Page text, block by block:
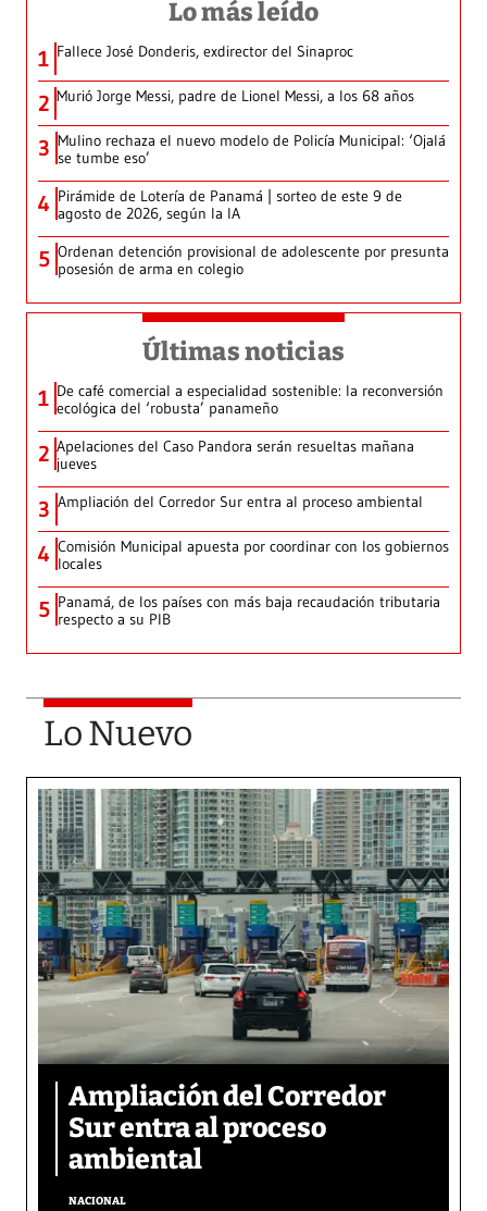
Lo más leído
1 Fallece José Donderis, exdirector del Sinaproc
2 Murió Jorge Messi, padre de Lionel Messi, a los 68 años
3 Mulino rechaza el nuevo modelo de Policía Municipal: ‘Ojalá
se tumbe eso’
4 Pirámide de Lotería de Panamá | sorteo de este 9 de
agosto de 2026, según la IA
5 Ordenan detención provisional de adolescente por presunta
posesión de arma en colegio
Últimas noticias
1 De café comercial a especialidad sostenible: la reconversión
ecológica del ‘robusta’ panameño
2 Apelaciones del Caso Pandora serán resueltas mañana
jueves
3 Ampliación del Corredor Sur entra al proceso ambiental
4 Comisión Municipal apuesta por coordinar con los gobiernos
locales
5 Panamá, de los países con más baja recaudación tributaria
respecto a su PIB
Lo Nuevo
Ampliación del Corredor
Sur entra al proceso
ambiental
NACIONAL